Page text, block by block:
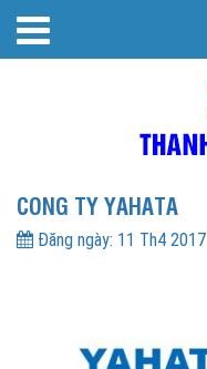
CONG TY YAHATA
Đăng ngày: 11 Th4 2017